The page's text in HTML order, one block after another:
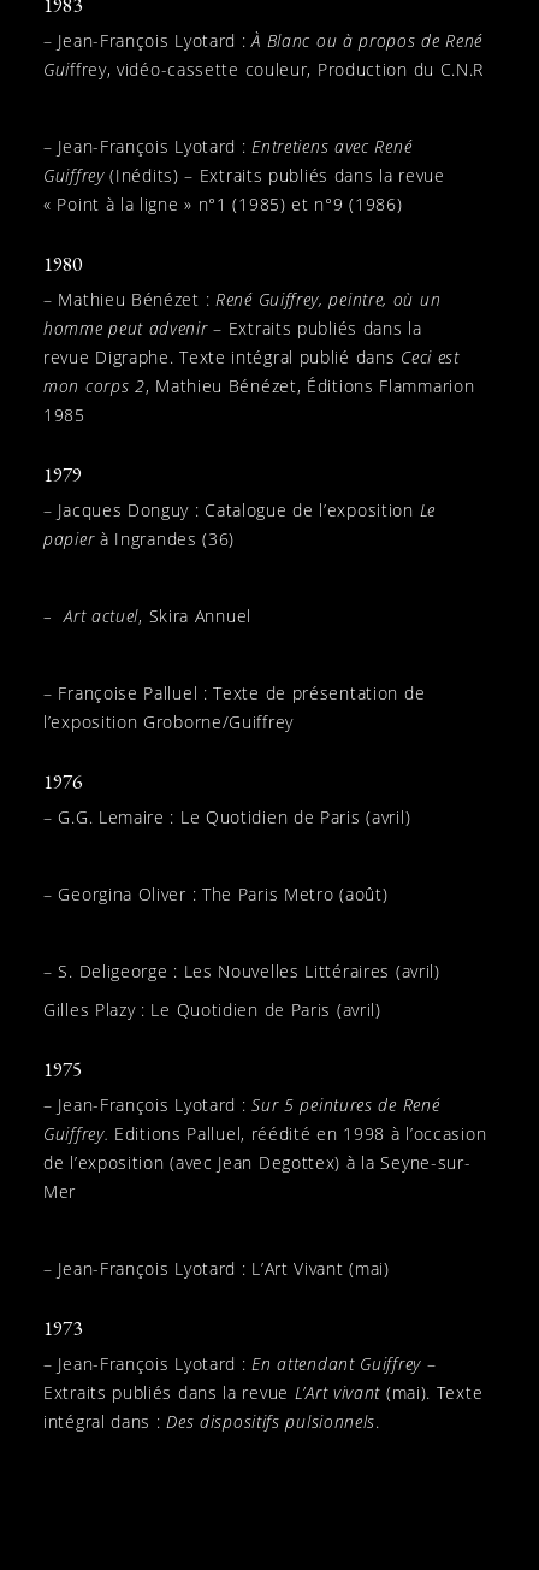
– Jean-François Lyotard :À Blanc ou à propos de René
Guiffrey, vidéo-cassette couleur, Production du C.N.R
– Jean-François Lyotard :Entretiens avec René
Guiffrey(Inédits) – Extraits publiés dans la revue
« Point à la ligne » n°1 (1985) et n°9 (1986)
1980
– Mathieu Bénézet : René Guiffrey, peintre, où un
homme peut advenir– Extraits publiés dans la
revue Digraphe. Texte intégral publié dans Ceci est
mon corps 2, Mathieu Bénézet, Éditions Flammarion
1985
1979
– Jacques Donguy : Catalogue de l’exposition Le
papierà Ingrandes (36)
– Art actuel, Skira Annuel
– Françoise Palluel : Texte de présentation de
l’exposition Groborne/Guiffrey
1976
– G.G. Lemaire : Le Quotidien de Paris (avril)
– Georgina Oliver : The Paris Metro (août)
– S. Deligeorge : Les Nouvelles Littéraires (avril)
Gilles Plazy : Le Quotidien de Paris (avril)
1975
– Jean-François Lyotard :Sur 5 peintures de René
Guiffrey. Editions Palluel, réédité en 1998 à l’occasion
de l’exposition (avec Jean Degottex) à la Seyne-sur-
Mer
– Jean-François Lyotard : L’Art Vivant (mai)
1973
– Jean-François Lyotard :En attendant Guiffrey–
Extraits publiés dans la revue L’Art vivant (mai). Texte
intégral dans :Des dispositifs pulsionnels.